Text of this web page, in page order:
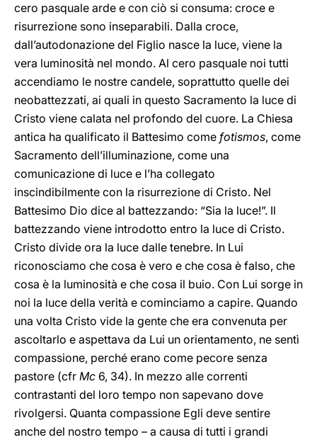
cero pasquale arde e con ciò si consuma: croce e
risurrezione sono inseparabili. Dalla croce,
dall’autodonazione del Figlio nasce la luce, viene la
vera luminosità nel mondo. Al cero pasquale noi tutti
accendiamo le nostre candele, soprattutto quelle dei
neobattezzati, ai quali in questo Sacramento la luce di
Cristo viene calata nel profondo del cuore. La Chiesa
antica ha qualificato il Battesimo come fotismos, come
Sacramento dell’illuminazione, come una
comunicazione di luce e l’ha collegato
inscindibilmente con la risurrezione di Cristo. Nel
Battesimo Dio dice al battezzando: “Sia la luce!”. Il
battezzando viene introdotto entro la luce di Cristo.
Cristo divide ora la luce dalle tenebre. In Lui
riconosciamo che cosa è vero e che cosa è falso, che
cosa è la luminosità e che cosa il buio. Con Lui sorge in
noi la luce della verità e cominciamo a capire. Quando
una volta Cristo vide la gente che era convenuta per
ascoltarlo e aspettava da Lui un orientamento, ne sentì
compassione, perché erano come pecore senza
pastore (cfr Mc 6, 34). In mezzo alle correnti
contrastanti del loro tempo non sapevano dove
rivolgersi. Quanta compassione Egli deve sentire
anche del nostro tempo – a causa di tutti i grandi